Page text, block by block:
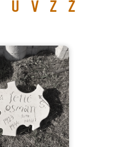
U V Z Ž